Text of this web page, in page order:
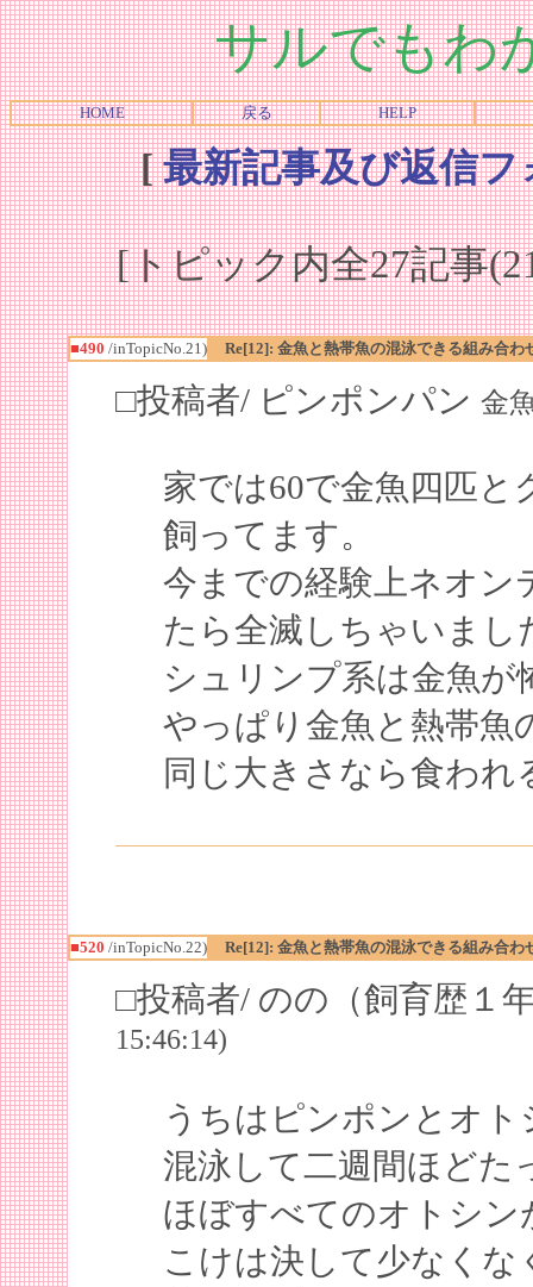
サルでもわ
HOME 戻る HELP
[最新記事及び返信
[トピック内全27記事
■490 /inTopicNo.21) Re[12]: 金魚と熱帯魚の混泳できる組み合わ
□投稿者/ ピンポンパン 金
家では60で金魚四匹
飼ってます。
今までの経験上ネオン
たら全滅しちゃいまし
シュリンプ系は金魚
やっぱり金魚と熱帯魚
同じ大きさなら食わ
■520 /inTopicNo.22) Re[12]: 金魚と熱帯魚の混泳できる組み合わ
□投稿者/ のの（飼育歴１
15:46:14)
うちはピンポンとオ
混泳して二週間ほどた
ほぼすべてのオトシ
こけは決して少なくな